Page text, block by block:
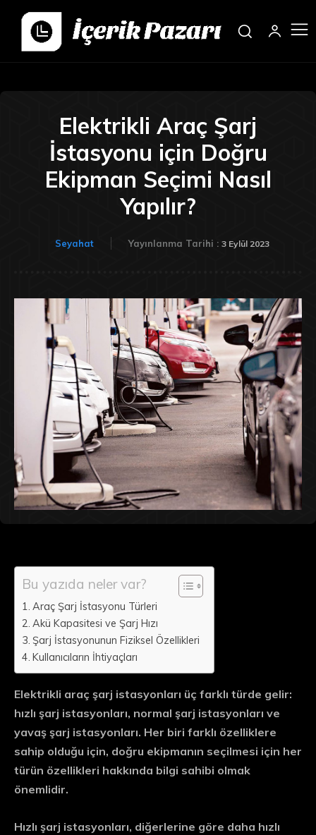
Elektrikli Araç Şarj
İstasyonu için Doğru
Ekipman Seçimi Nasıl
Yapılır?
Seyahat Yayınlanma Tarihi : 3 Eylül 2023
Bu yazıda neler var?
Araç Şarj İstasyonu Türleri
Akü Kapasitesi ve Şarj Hızı
Şarj İstasyonunun Fiziksel Özellikleri
Kullanıcıların İhtiyaçları
Elektrikli araç şarj istasyonları üç farklı türde gelir:
hızlı şarj istasyonları, normal şarj istasyonları ve
yavaş şarj istasyonları. Her biri farklı özelliklere
sahip olduğu için, doğru ekipmanın seçilmesi için her
türün özellikleri hakkında bilgi sahibi olmak
önemlidir.
Hızlı şarj istasyonları, diğerlerine göre daha hızlı